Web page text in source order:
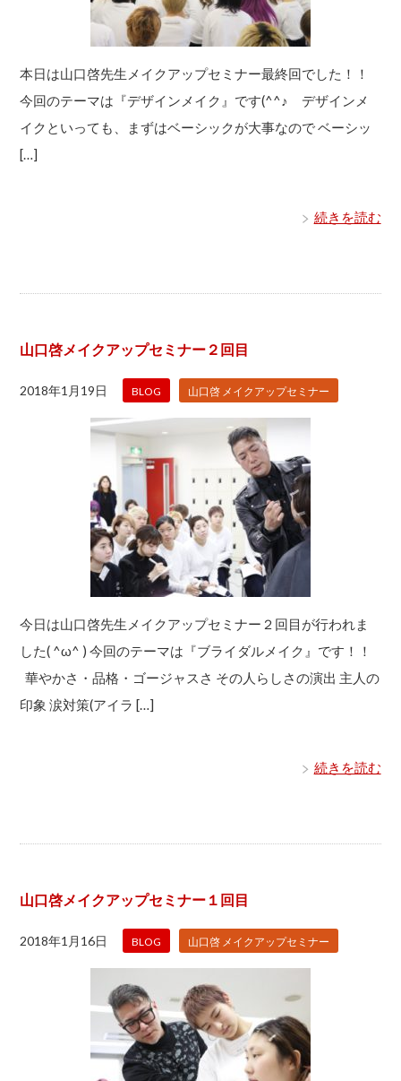
本日は山口啓先生メイクアップセミナー最終回でした！！
今回のテーマは『デザインメイク』です(^^♪ デザインメ
イクといっても、まずはベーシックが大事なので ベーシッ
[…]
続きを読む
山口啓メイクアップセミナー２回目
2018年1月19日 BLOG 山口啓 メイクアップセミナー
今日は山口啓先生メイクアップセミナー２回目が行われま
した( ^ω^ ) 今回のテーマは『ブライダルメイク』です！！
華やかさ・品格・ゴージャスさ その人らしさの演出 主人の
印象 涙対策(アイラ […]
続きを読む
山口啓メイクアップセミナー１回目
2018年1月16日 BLOG 山口啓 メイクアップセミナー